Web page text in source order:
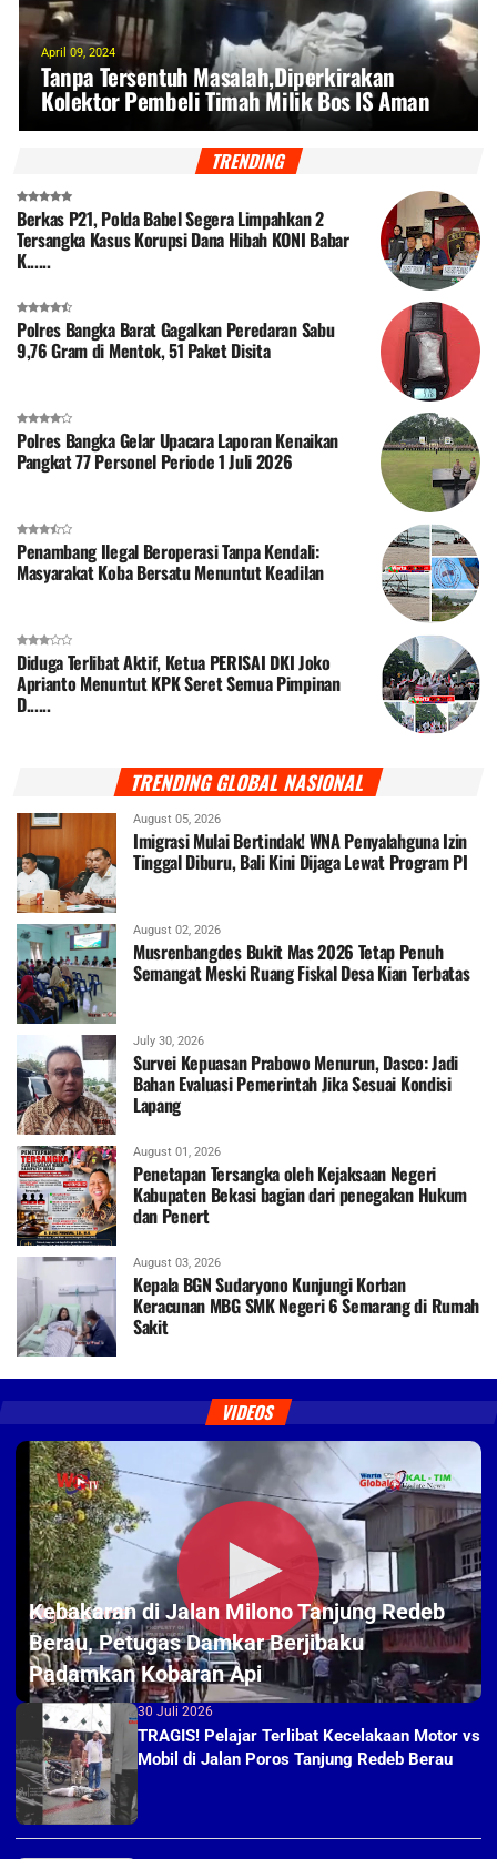
April 09, 2024
Tanpa Tersentuh Masalah,Diperkirakan
Kolektor Pembeli Timah Milik Bos IS Aman
Dan Lancar.
TRENDING
Berkas P21, Polda Babel Segera Limpahkan 2
Tersangka Kasus Korupsi Dana Hibah KONI Babar
K......
Polres Bangka Barat Gagalkan Peredaran Sabu
9,76 Gram di Mentok, 51 Paket Disita
Polres Bangka Gelar Upacara Laporan Kenaikan
Pangkat 77 Personel Periode 1 Juli 2026
Penambang Ilegal Beroperasi Tanpa Kendali:
Masyarakat Koba Bersatu Menuntut Keadilan
Diduga Terlibat Aktif, Ketua PERISAI DKI Joko
Aprianto Menuntut KPK Seret Semua Pimpinan
D......
TRENDING GLOBAL NASIONAL
August 05, 2026
Imigrasi Mulai Bertindak! WNA Penyalahguna Izin
Tinggal Diburu, Bali Kini Dijaga Lewat Program PI
August 02, 2026
Musrenbangdes Bukit Mas 2026 Tetap Penuh
Semangat Meski Ruang Fiskal Desa Kian Terbatas
July 30, 2026
Survei Kepuasan Prabowo Menurun, Dasco: Jadi
Bahan Evaluasi Pemerintah Jika Sesuai Kondisi
Lapang
August 01, 2026
Penetapan Tersangka oleh Kejaksaan Negeri
Kabupaten Bekasi bagian dari penegakan Hukum
dan Penert
August 03, 2026
Kepala BGN Sudaryono Kunjungi Korban
Keracunan MBG SMK Negeri 6 Semarang di Rumah
Sakit
VIDEOS
6 Agustus 2026
Kebakaran di Jalan Milono Tanjung Redeb
Berau, Petugas Damkar Berjibaku
Padamkan Kobaran Api
30 Juli 2026
TRAGIS! Pelajar Terlibat Kecelakaan Motor vs
Mobil di Jalan Poros Tanjung Redeb Berau